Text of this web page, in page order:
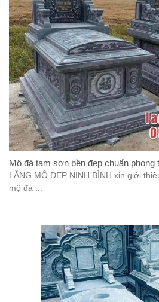
Mộ đá tam sơn bền đẹp chuẩn phong
LĂNG MỘ ĐẸP NINH BÌNH xin giới
mộ đá ...